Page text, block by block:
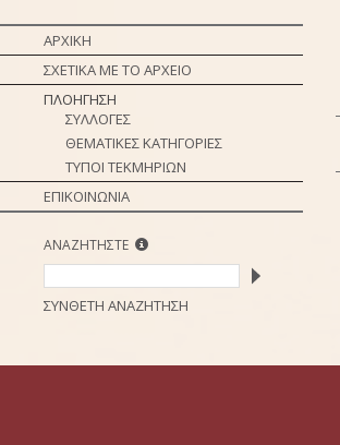
ΑΡΧΙΚΗ
ΣΧΕΤΙΚΑ ΜΕ ΤΟ ΑΡΧΕΙΟ
ΠΛΟΗΓΗΣΗ
ΣΥΛΛΟΓΕΣ
ΘΕΜΑΤΙΚΕΣ ΚΑΤΗΓΟΡΙΕΣ
ΤΥΠΟΙ ΤΕΚΜΗΡΙΩΝ
ΕΠΙΚΟΙΝΩΝΙΑ
ΑΝΑΖΗΤΗΣΤΕ
ΣΥΝΘΕΤΗ ΑΝΑΖΗΤΗΣΗ